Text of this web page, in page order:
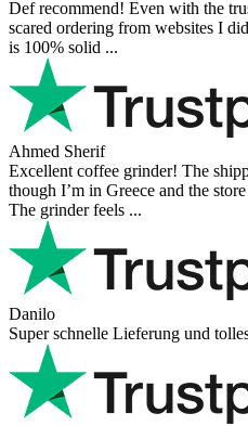
Def recommend! Even with the
scared ordering from websites I
is 100% solid ...
Ahmed Sherif
Excellent coffee grinder! The
though I’m in Greece and the
The grinder feels ...
Danilo
Super schnelle Lieferung und